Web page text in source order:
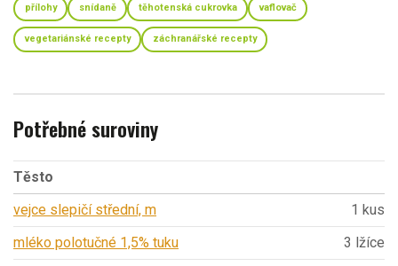
přílohy snídaně těhotenská cukrovka vaflovač
vegetariánské recepty záchranářské recepty
Potřebné suroviny
Těsto
vejce slepičí střední, m
1 kus
mléko polotučné 1,5% tuku
3 lžíce